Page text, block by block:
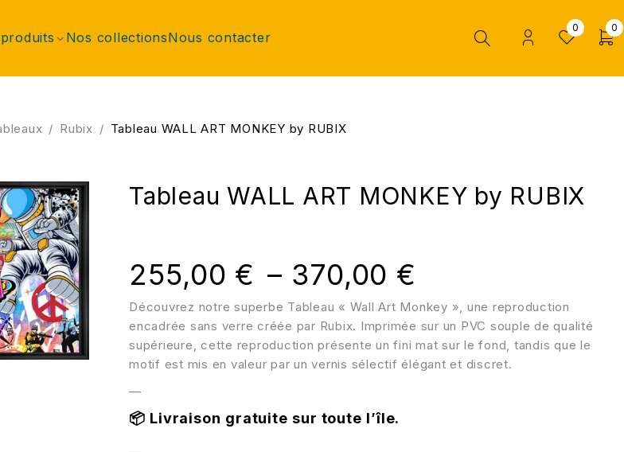
Nos collectionsNous contacter
0 0
/ Rubix / Tableau WALL ART MONKEY by RUBIX
Tableau WALL ART MONKEY by RUBIX
Découvrez notre superbe Tableau « Wall Art Monkey », une reproduction
encadrée sans verre créée par Rubix. Imprimée sur un PVC souple de qualité
supérieure, cette reproduction présente un fini mat sur le fond, tandis que le
motif est mis en valeur par un vernis sélectif élégant et discret.
—
📦 Livraison gratuite sur toute l’île.
255,00 € – 370,00 €